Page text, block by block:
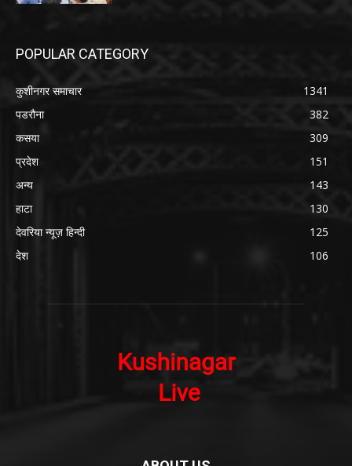
POPULAR CATEGORY
कुशीनगर समाचार
1341
पडरौना
382
कसया
309
प्रदेश
151
अन्य
143
हाटा
130
देवरिया न्यूज़ हिन्दी
125
देश
106